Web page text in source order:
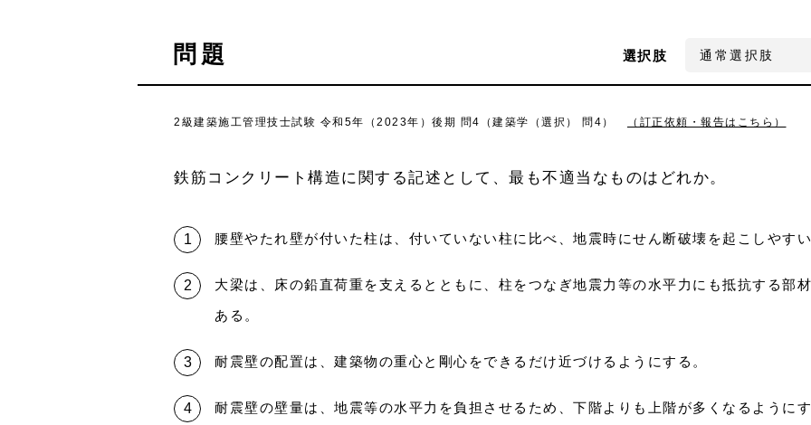
問題 選択肢
2級建築施工管理技士試験 令和5年（2023年）後期 問4（建築学（選択） 問4） （訂正依頼・報告はこちら）
鉄筋コンクリート構造に関する記述として、最も不適当なものはどれか。
腰壁やたれ壁が付いた柱は、付いていない柱に比べ、地震時にせん断破壊を起こしやすい
大梁は、床の鉛直荷重を支えるとともに、柱をつなぎ地震力等の水平力にも抵抗する部
ある。
耐震壁の配置は、建築物の重心と剛心をできるだけ近づけるようにする。
耐震壁の壁量は、地震等の水平力を負担させるため、下階よりも上階が多くなるようにす